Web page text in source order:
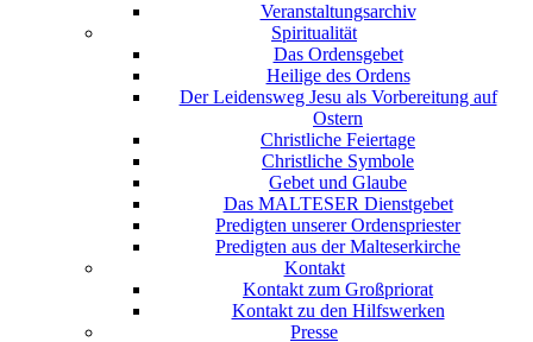
Veranstaltungsarchiv
Spiritualität
Das Ordensgebet
Heilige des Ordens
Der Leidensweg Jesu als Vorbereitung auf
Ostern
Christliche Feiertage
Christliche Symbole
Gebet und Glaube
Das MALTESER Dienstgebet
Predigten unserer Ordenspriester
Predigten aus der Malteserkirche
Kontakt
Kontakt zum Großpriorat
Kontakt zu den Hilfswerken
Presse